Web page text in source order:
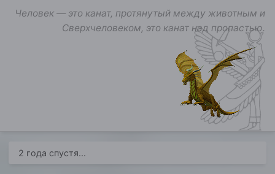
Человек — это канат, протянутый между животным и
Сверхчеловеком, это канат над пропастью.
2 года спустя...